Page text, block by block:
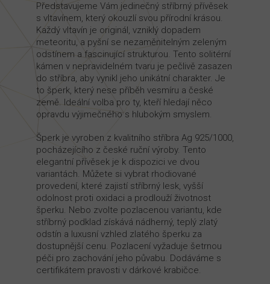
Představujeme Vám jedinečný stříbrný přívěsek
s vltavínem, který okouzlí svou přírodní krásou.
Každý vltavín je originál, vzniklý dopadem
meteoritu, a pyšní se nezaměnitelným zeleným
odstínem a fascinující strukturou. Tento solitérní
kámen v nepravidelném tvaru je pečlivě zasazen
do stříbra, aby vynikl jeho unikátní charakter. Je
to šperk, který nese příběh vesmíru a české
země. Ideální volba pro ty, kteří hledají něco
opravdu výjimečného s hlubokým smyslem.
Šperk je vyroben z kvalitního stříbra Ag 925/1000,
pocházejícího z české ruční výroby. Tento
elegantní přívěsek je k dispozici ve dvou
variantách. Můžete si vybrat rhodiované
provedení, které zajistí stříbrný lesk, vyšší
odolnost proti oxidaci a prodlouží životnost
šperku. Nebo zvolte pozlacenou variantu, kde
stříbrný podklad získává nádherný, teplý zlatý
odstín a luxusní vzhled zlatého šperku za
dostupnější cenu. Pozlacení vyžaduje šetrnou
péči pro zachování jeho půvabu. Dodáváme s
certifikátem pravosti v dárkové krabičce.